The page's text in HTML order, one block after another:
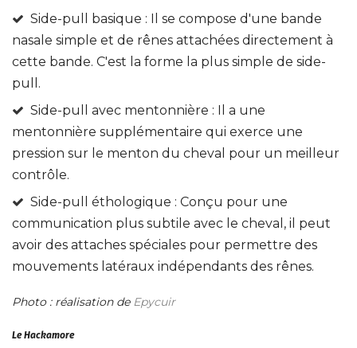
Side-pull basique : Il se compose d'une bande
nasale simple et de rênes attachées directement à
cette bande. C'est la forme la plus simple de side-
pull.
Side-pull avec mentonnière : Il a une
mentonnière supplémentaire qui exerce une
pression sur le menton du cheval pour un meilleur
contrôle.
Side-pull éthologique : Conçu pour une
communication plus subtile avec le cheval, il peut
avoir des attaches spéciales pour permettre des
mouvements latéraux indépendants des rênes.
Photo : réalisation de Epycuir
Le Hackamore